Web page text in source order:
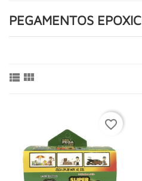
PEGAMENTOS
 
favorite_border